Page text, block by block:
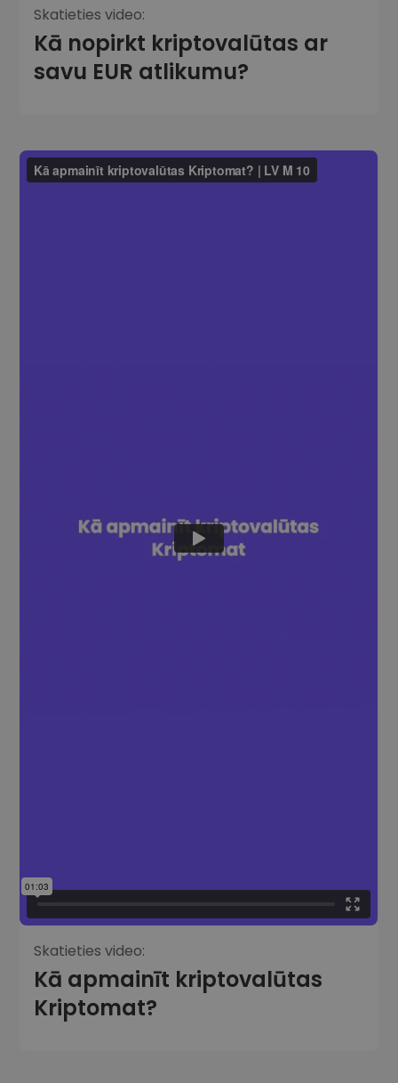
Skatieties video:
Kā nopirkt kriptovalūtas ar
savu EUR atlikumu?
Skatieties video:
Kā apmainīt kriptovalūtas
Kriptomat?